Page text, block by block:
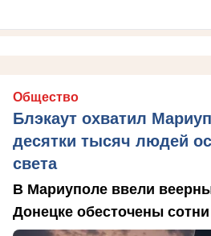
Общество
Блэкаут охватил
десятки тысяч людей
света
В Мариуполе ввели
Донецке обесточены